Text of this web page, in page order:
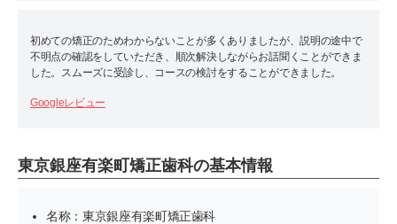
初めての矯正のためわからないことが多くありましたが、説明の途中で
不明点の確認をしていただき、順次解決しながらお話聞くことができま
した。スムーズに受診し、コースの検討をすることができました。
Googleレビュー
東京銀座有楽町矯正歯科の基本情報
名称：東京銀座有楽町矯正歯科